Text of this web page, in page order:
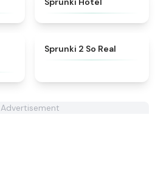
Sprunki 2 So Real
Advertisement